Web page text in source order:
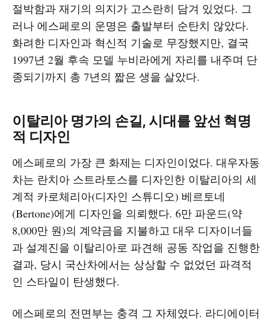
절박함과 재기의 의지가 고스란히 담겨 있었다. 그
러나 에스페로의 운명은 출발부터 순탄치 않았다.
화려한 디자인과 혁신적 기술로 무장했지만, 결국
1997년 2월 후속 모델 누비라에게 자리를 내주며 단
종되기까지 총 7년의 짧은 생을 살았다.
이탈리아 명가의 손길, 시대를 앞선 혁명
적 디자인
에스페로의 가장 큰 화제는 디자인이었다. 대우자동
차는 란치아 스트라토스를 디자인한 이탈리아의 세
계적 카로체리아(디자인 스튜디오) 베르토네
(Bertone)에게 디자인을 의뢰했다. 6만 파운드(약
8,000만 원)의 계약금을 지불하고 대우 디자이너들
과 설계진을 이탈리아로 파견해 공동 작업을 진행한
결과, 당시 국산차에서는 상상할 수 없었던 파격적
인 스타일이 탄생했다.
에스페로의 전면부는 충격 그 자체였다. 라디에이터